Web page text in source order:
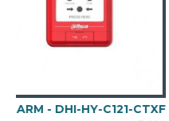
DAHUA FIRE ALARM - DHI-HY-C121-CTXF - كاسرة - دكمة اطلاق الانذار